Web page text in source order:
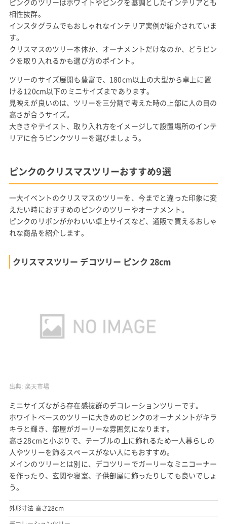
相性抜群。
インスタグラムでもおしゃれなインテリア実例が紹介されていま
す。
クリスマスのツリー本体か、オーナメントだけなのか、どうピン
クを取り入れるかも選び方のポイント。
ツリーのサイズ展開も豊富で、180cm以上の大型から卓上に置
ける120cm以下のミニサイズまであります。
見映えが良いのは、ツリーを三分割で考えた時の上部に人の目の
高さが合うサイズ。
大きさやテイスト、取り入れ方をイメージして設置場所のインテ
リアに合うピンクツリーを選びましょう。
ピンクのクリスマスツリーおすすめ9選
一大イベントのクリスマスのツリーを、今までと違った印象に変
えたい時におすすめのピンクのツリーやオーナメント。
ピンクのリボンがかわいい卓上サイズなど、通販で買えるおしゃ
れな商品を紹介します。
クリスマスツリー デコツリー ピンク 28cm
出典: 楽天市場
ミニサイズながら存在感抜群のデコレーションツリーです。
ホワイトベースのツリーに大きめのピンクのオーナメントがキラ
キラと輝き、部屋がガーリーな雰囲気になります。
高さ28cmと小ぶりで、テーブルの上に飾れるため一人暮らしの
人やツリーを飾るスペースがない人にもおすすめ。
メインのツリーとは別に、デコツリーでガーリーなミニコーナー
を作ったり、玄関や寝室、子供部屋に飾ったりしても良いでしょ
う。
外形寸法 高さ28cm